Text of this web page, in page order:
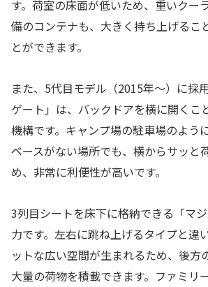
す。荷室の床面が低いため、重いクー
備のコンテナも、大きく持ち上げるこ
とができます。
また、5代目モデル（2015年〜）に採
ゲート」は、バックドアを横に開くこ
機構です。キャンプ場の駐車場のよう
ペースがない場所でも、横からサッと
め、非常に利便性が高いです。
3列目シートを床下に格納できる「マ
力です。左右に跳ね上げるタイプと違
ットな広い空間が生まれるため、後方
大量の荷物を積載できます。ファミリ